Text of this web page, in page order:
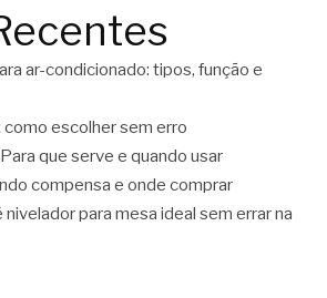
ar-condicionado: tipos, função e
como escolher sem erro
que serve e quando usar
compensa e onde comprar
para mesa ideal sem errar na